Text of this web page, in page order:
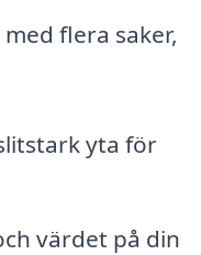
flera saker,
yta för
värdet på din